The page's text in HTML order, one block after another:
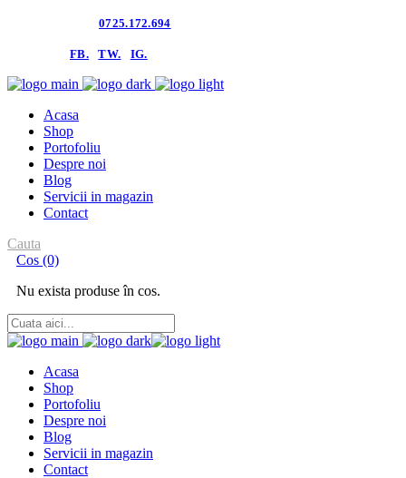
0725.172.694
FB. TW. IG.
Acasa
Shop
Portofoliu
Despre noi
Blog
Servicii in magazin
Contact
Cauta
Cos (0)
Nu exista produse în cos.
Acasa
Shop
Portofoliu
Despre noi
Blog
Servicii in magazin
Contact